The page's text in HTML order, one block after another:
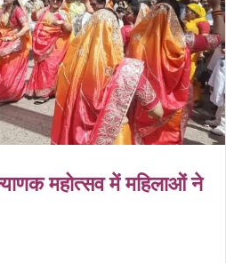
महोत्सव में महिलाओं ने